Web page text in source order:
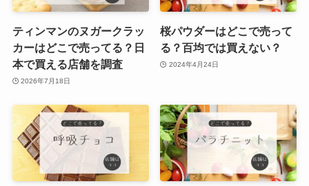
ティンマンのヌガークラッ
カーはどこで売ってる？日
本で買える店舗を調査
2026年7月18日
桜パウダーはどこで売って
る？百均では買えない？
2024年4月24日